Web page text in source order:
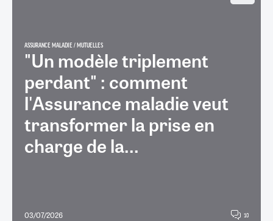
ASSURANCE MALADIE / MUTUELLES
"Un modèle triplement
perdant" : comment
l'Assurance maladie veut
transformer la prise en
charge de la...
03/07/2026 10